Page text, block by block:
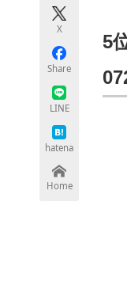
X
Share
LINE
hatena
Home
5